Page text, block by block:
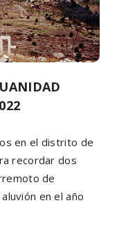
en el distrito de
recordar dos
de
en el año